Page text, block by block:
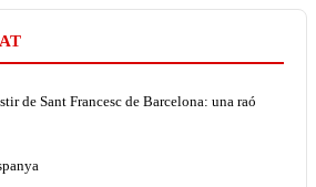
de Sant Francesc de Barcelona: una raó